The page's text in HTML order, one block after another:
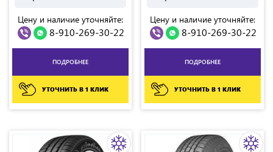
Цену и наличие уточняйте:
8-910-269-30-22
ПОДРОБНЕЕ
УТОЧНИТЬ В 1 КЛИК
Цену и наличие уточняйте:
8-910-269-30-22
ПОДРОБНЕЕ
УТОЧНИТЬ В 1 КЛИК